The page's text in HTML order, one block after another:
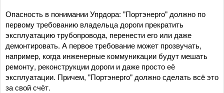
Опасность в понимании Упрдора: "Портэнерго" должно по
первому требованию владельца дороги прекратить
эксплуатацию трубопровода, перенести его или даже
демонтировать. А первое требование может прозвучать,
например, когда инженерные коммуникации будут мешать
ремонту, реконструкции дороги и даже просто её
эксплуатации. Причем, "Портэнерго" должно сделать всё это
за свой счёт.